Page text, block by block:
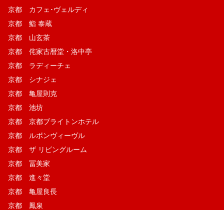
京都 カフェ･ヴェルディ
京都 鮨 泰蔵
京都 山玄茶
京都 侘家古暦堂・洛中亭
京都 ラディーチェ
京都 シナジェ
京都 亀屋則克
京都 池坊
京都 京都ブライトンホテル
京都 ルボンヴィーヴル
京都 ザ リビングルーム
京都 冨美家
京都 進々堂
京都 亀屋良長
京都 鳳泉